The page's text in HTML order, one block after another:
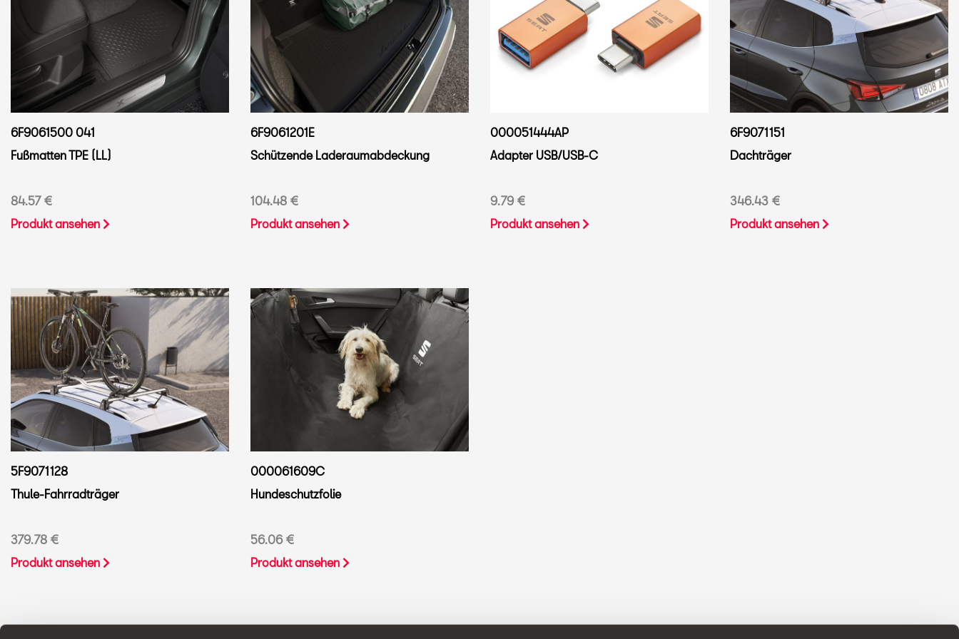
6F9061500 041
Fußmatten TPE (LL)
84.57 €
Produkt ansehen
6F9061201E
Schützende Laderaumabdeckung
104.48 €
Produkt ansehen
000051444AP
Adapter USB/USB-C
9.79 €
Produkt ansehen
6F9071151
Dachträger
346.43 €
Produkt ansehen
5F9071128
Thule-Fahrradträger
379.78 €
Produkt ansehen
000061609C
Hundeschutzfolie
56.06 €
Produkt ansehen